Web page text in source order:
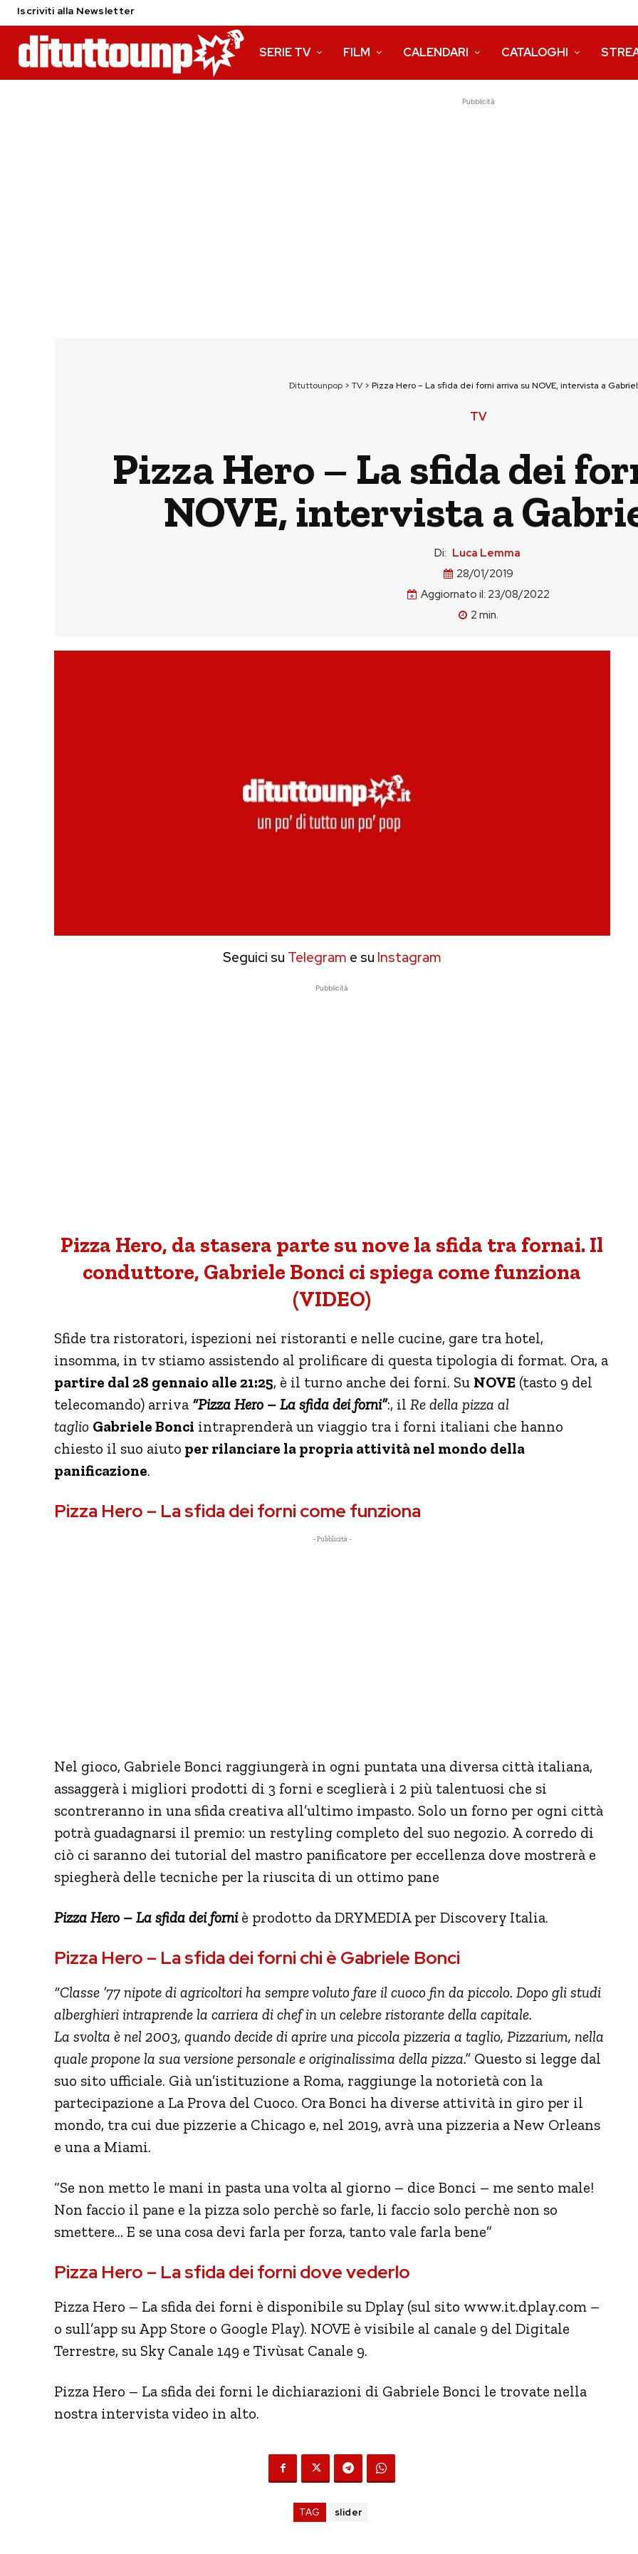
Iscriviti alla Newsletter
SERIE TV FILM CALENDARI CATALOGHI
Pubblicità
Dituttounpop> TV> Pizza Hero – La sfida dei forni arriva su NOVE, intervista a
TV
Pizza Hero – La sfida dei
NOVE, intervista a
Di: Luca Lemma
28/01/2019
Aggiornato il: 23/08/2022
2 min.
Seguici su Telegram e su Instagram
Pubblicità
Pizza Hero, da stasera parte su nove la sfida tra fornai. Il
conduttore, Gabriele Bonci ci spiega come funziona
(VIDEO)
Sfide tra ristoratori, ispezioni nei ristoranti e nelle cucine, gare tra hotel,
insomma, in tv stiamo assistendo al prolificare di questa tipologia di format. Ora, a
partire dal 28 gennaio alle 21:25, è il turno anche dei forni. Su NOVE (tasto 9 del
telecomando) arriva “Pizza Hero – La sfida dei forni”:, il Re della pizza al
taglio Gabriele Bonci intraprenderà un viaggio tra i forni italiani che hanno
chiesto il suo aiuto per rilanciare la propria attività nel mondo della
panificazione.
Pizza Hero – La sfida dei forni come funziona
- Pubblicità -
Nel gioco, Gabriele Bonci raggiungerà in ogni puntata una diversa città italiana,
assaggerà i migliori prodotti di 3 forni e sceglierà i 2 più talentuosi che si
scontreranno in una sfida creativa all’ultimo impasto. Solo un forno per ogni città
potrà guadagnarsi il premio: un restyling completo del suo negozio. A corredo di
ciò ci saranno dei tutorial del mastro panificatore per eccellenza dove mostrerà e
spiegherà delle tecniche per la riuscita di un ottimo pane
Pizza Hero – La sfida dei forni è prodotto da DRYMEDIA per Discovery Italia.
Pizza Hero – La sfida dei forni chi è Gabriele Bonci
“Classe ’77 nipote di agricoltori ha sempre voluto fare il cuoco fin da piccolo. Dopo gli studi
alberghieri intraprende la carriera di chef in un celebre ristorante della capitale.
La svolta è nel 2003, quando decide di aprire una piccola pizzeria a taglio, Pizzarium, nella
quale propone la sua versione personale e originalissima della pizza.” Questo si legge dal
suo sito ufficiale. Già un’istituzione a Roma, raggiunge la notorietà con la
partecipazione a La Prova del Cuoco. Ora Bonci ha diverse attività in giro per il
mondo, tra cui due pizzerie a Chicago e, nel 2019, avrà una pizzeria a New Orleans
e una a Miami.
“Se non metto le mani in pasta una volta al giorno – dice Bonci – me sento male!
Non faccio il pane e la pizza solo perchè so farle, li faccio solo perchè non so
smettere… E se una cosa devi farla per forza, tanto vale farla bene”
Pizza Hero – La sfida dei forni dove vederlo
Pizza Hero – La sfida dei forni è disponibile su Dplay (sul sito www.it.dplay.com –
o sull’app su App Store o Google Play). NOVE è visibile al canale 9 del Digitale
Terrestre, su Sky Canale 149 e Tivùsat Canale 9.
Pizza Hero – La sfida dei forni le dichiarazioni di Gabriele Bonci le trovate nella
nostra intervista video in alto.
TAG slider